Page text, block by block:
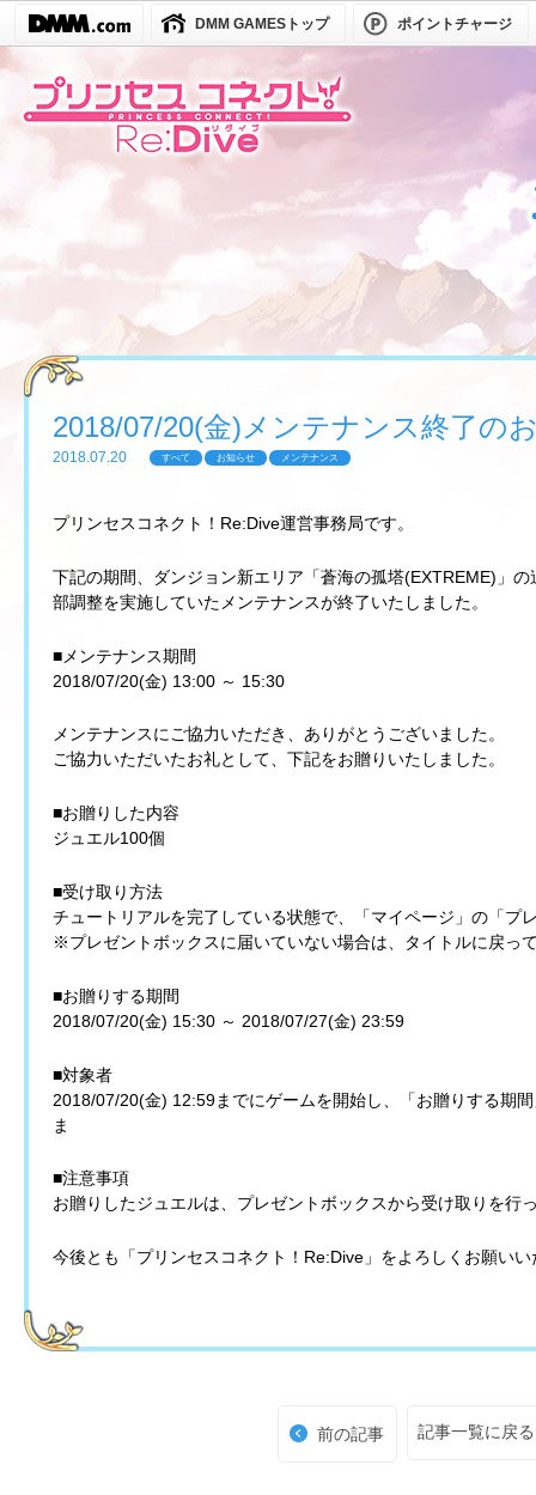
DMM GAMESトップ ポイントチャージ
2018/07/20(金)メンテナンス終了の
2018.07.20 すべて お知らせ メンテナンス
プリンセスコネクト！Re:Dive運営事務局です。
下記の期間、ダンジョン新エリア「蒼海の孤塔(EXTREME)」
部調整を実施していたメンテナンスが終了いたしました。
■メンテナンス期間
2018/07/20(金) 13:00 ～ 15:30
メンテナンスにご協力いただき、ありがとうございました。
ご協力いただいたお礼として、下記をお贈りいたしました。
■お贈りした内容
ジュエル100個
■受け取り方法
チュートリアルを完了している状態で、「マイページ」の「プ
※プレゼントボックスに届いていない場合は、タイトルに戻っ
■お贈りする期間
2018/07/20(金) 15:30 ～ 2018/07/27(金) 23:59
■対象者
2018/07/20(金) 12:59までにゲームを開始し、「お贈りする期
ま
■注意事項
お贈りしたジュエルは、プレゼントボックスから受け取りを行
今後とも「プリンセスコネクト！Re:Dive」をよろしくお願いい
前の記事 記事一覧に戻る